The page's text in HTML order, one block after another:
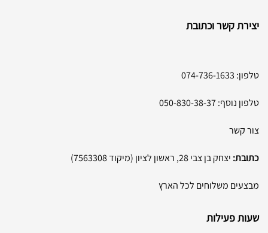
יצירת קשר וכתובת
טלפון: 074-736-1633
טלפון נוסף:050-830-38-37
צור קשר
כתובת: יצחק בן צבי 28, ראשון לציון (מיקוד 7563308)
מבצעים משלוחים לכל הארץ
שעות פעילות